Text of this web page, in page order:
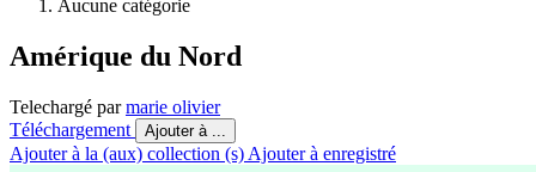
Aucune catégorie
Amérique du Nord
Telechargé parmarie olivier
Téléchargement
Ajouter à ...
Ajouter à la (aux) collection (s) Ajouter à enregistré